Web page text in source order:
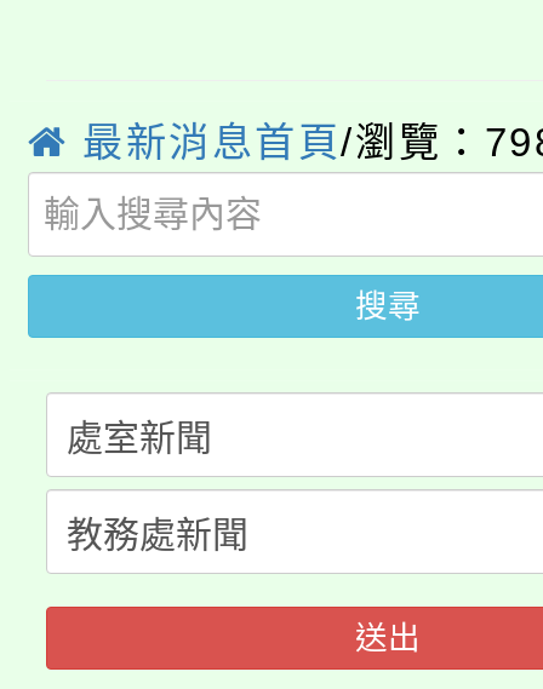
生本土語及新住民語歌
公告本校115學年度第
代理(課)教師甄選結果(
公告本校115學年度第
代理(課)教師甄選結果(
轉知中國文化大學推廣
《TA101》溝通分析基
程，歡迎學生輔導中心
心理、諮商輔導、社會
系所師生報名參加。
轉知苗栗縣政府辦理
縣市「校園短影音徵選
門員」簡章及活動海報
踴躍報名參加。
桃園市115學年度學生
要點
「桃園市補助參觀特色
展演活動實施計畫」
115年度「教育部表揚
義教育推展貢獻獎」
最新消息首頁/瀏覽：
搜尋
送出